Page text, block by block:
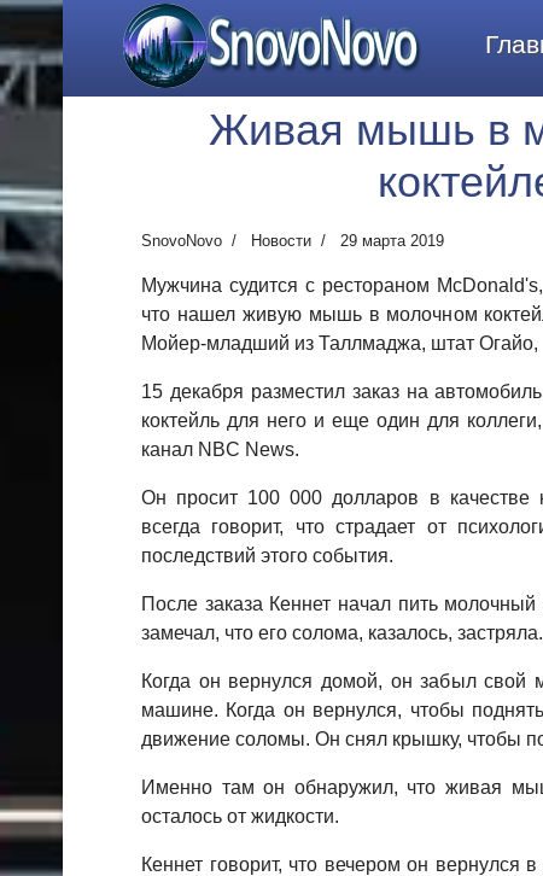
SnovoNovo
Живая мышь в
SnovoNovo Новости 29 марта 2019
Мужчина судится с рестораном
что нашел живую мышь в молочном
Мойер-младший из Таллмаджа, штат Огайо,
15 декабря разместил заказ на
коктейль для него и еще один для
канал NBC News.
Он просит 100 000 долларов в качестве
всегда говорит, что страдает от
последствий этого события.
После заказа Кеннет начал пить молочный
замечал, что его солома, казалось, застряла.
Когда он вернулся домой, он забыл свой
машине. Когда он вернулся, чтобы
движение соломы. Он снял крышку, чтобы
Именно там он обнаружил, что живая
осталось от жидкости.
Кеннет говорит, что вечером он вернулся